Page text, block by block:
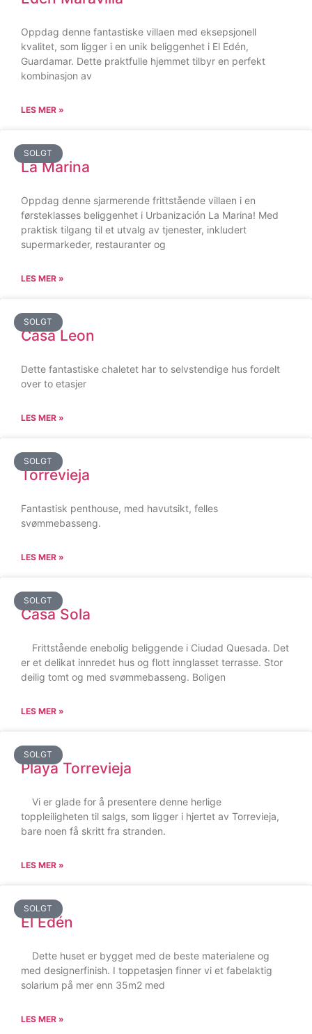
Oppdag denne fantastiske villaen med eksepsjonell
kvalitet, som ligger i en unik beliggenhet i El Edén,
Guardamar. Dette praktfulle hjemmet tilbyr en perfekt
kombinasjon av
LES MER »
SOLGT
La Marina
Oppdag denne sjarmerende frittstående villaen i en
førsteklasses beliggenhet i Urbanización La Marina! Med
praktisk tilgang til et utvalg av tjenester, inkludert
supermarkeder, restauranter og
LES MER »
SOLGT
Casa Leon
Dette fantastiske chaletet har to selvstendige hus fordelt
over to etasjer
LES MER »
SOLGT
Torrevieja
Fantastisk penthouse, med havutsikt, felles
svømmebasseng.
LES MER »
SOLGT
Casa Sola
Frittstående enebolig beliggende i Ciudad Quesada. Det
er et delikat innredet hus og flott innglasset terrasse. Stor
deilig tomt og med svømmebasseng. Boligen
LES MER »
SOLGT
Playa Torrevieja
Vi er glade for å presentere denne herlige
toppleiligheten til salgs, som ligger i hjertet av Torrevieja,
bare noen få skritt fra stranden.
LES MER »
SOLGT
El Edén
Dette huset er bygget med de beste materialene og
med designerfinish. I toppetasjen finner vi et fabelaktig
solarium på mer enn 35m2 med
LES MER »